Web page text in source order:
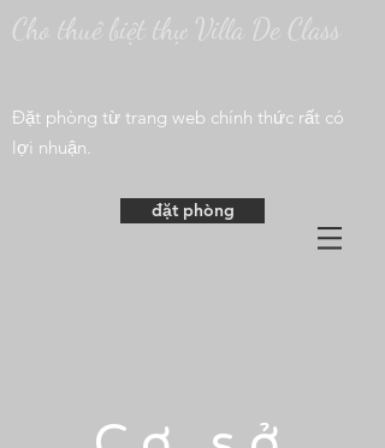
Cho thuê biệt thự Villa De Class
​Đặt phòng từ trang web chính thức rất có
lợi nhuận.
đặt phòng